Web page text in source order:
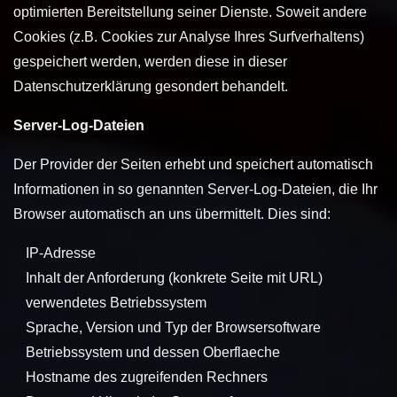
optimierten Bereitstellung seiner Dienste. Soweit andere
Cookies (z.B. Cookies zur Analyse Ihres Surfverhaltens)
gespeichert werden, werden diese in dieser
Datenschutzerklärung gesondert behandelt.
Server-Log-Dateien
Der Provider der Seiten erhebt und speichert automatisch
Informationen in so genannten Server-Log-Dateien, die Ihr
Browser automatisch an uns übermittelt. Dies sind:
IP-Adresse
Inhalt der Anforderung (konkrete Seite mit URL)
verwendetes Betriebssystem
Sprache, Version und Typ der Browsersoftware
Betriebssystem und dessen Oberflaeche
Hostname des zugreifenden Rechners